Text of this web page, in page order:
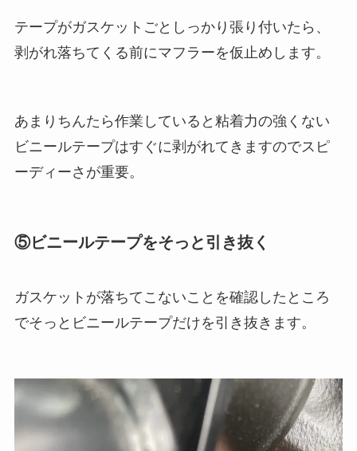
テープがガスケットごとしっかり張り付いたら、
剥がれ落ちてくる前にマフラーを仮止めします。
あまりちんたら作業していると粘着力の強くない
ビニールテープはすぐに剥がれてきますのでスピ
ーディーさが重要。
⑤ビニールテープをそっと引き抜く
ガスケットが落ちてこないことを確認したところ
でそっとビニールテープだけを引き抜きます。